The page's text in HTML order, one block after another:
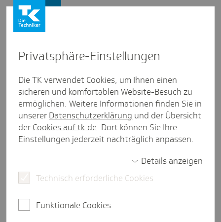
"Brücke zwischen tradi­tio­neller
und digi­taler Medi­zin"
Inter­view aus Sach­sen-Anhalt
Im Interview: Dr. Tobias Gantner, Geschäftsführer
Digitale Residenz-Praxis.
Presse und Politik Digitaler Fortschritt
Privat­sphäre-Einstel­lungen
Die TK verwendet Cookies, um Ihnen einen
sicheren und komfortablen Website-Besuch zu
ermöglichen. Weitere Informationen finden Sie in
unserer Datenschutzerklärung und der Übersicht
der Cookies auf tk.de. Dort können Sie Ihre
Einstellungen jederzeit nachträglich anpassen.
Details anzeigen
Technisch erforderliche Cookies
Funktionale Cookies